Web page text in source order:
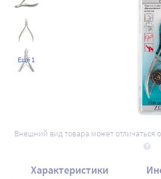
Ещё 1
Внешний вид товара может отличаться
Характеристики